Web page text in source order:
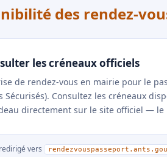
des rendez-
les créneaux officiels
de rendez-vous en mairie pour le
Sécurisés). Consultez les créneaux
directement sur le site officiel —
vers